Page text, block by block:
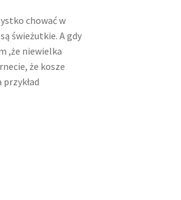
chować w
świeżutkie. A gdy
,że niewielka
że kosze